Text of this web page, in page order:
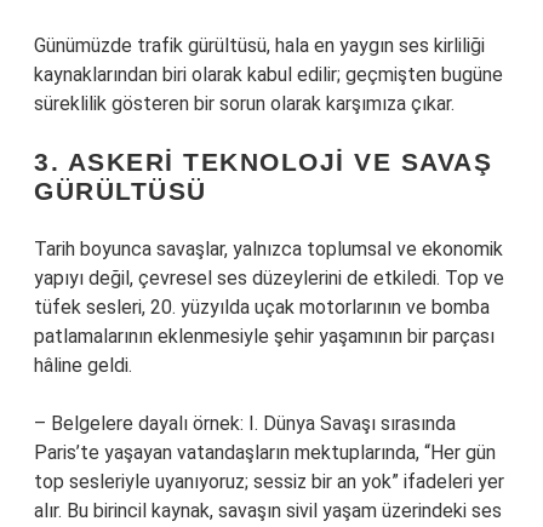
Günümüzde trafik gürültüsü, hala en yaygın ses kirliliği
kaynaklarından biri olarak kabul edilir; geçmişten bugüne
süreklilik gösteren bir sorun olarak karşımıza çıkar.
3. ASKERI TEKNOLOJI VE SAVAŞ
GÜRÜLTÜSÜ
Tarih boyunca savaşlar, yalnızca toplumsal ve ekonomik
yapıyı değil, çevresel ses düzeylerini de etkiledi. Top ve
tüfek sesleri, 20. yüzyılda uçak motorlarının ve bomba
patlamalarının eklenmesiyle şehir yaşamının bir parçası
hâline geldi.
– Belgelere dayalı örnek: I. Dünya Savaşı sırasında
Paris’te yaşayan vatandaşların mektuplarında, “Her gün
top sesleriyle uyanıyoruz; sessiz bir an yok” ifadeleri yer
alır. Bu birincil kaynak, savaşın sivil yaşam üzerindeki ses